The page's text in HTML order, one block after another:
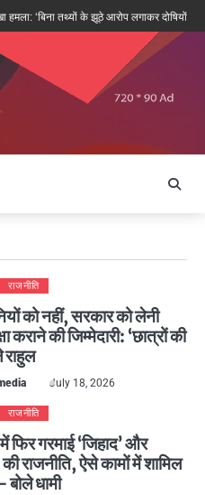
‘बिना तथ्यों के झूठे आरोप लगाकर दोषियों को बचाने
राजनीति
को नहीं, सरकार को लेनी
कराने की जिम्मेदारी: ‘छात्रों की
राहुल
July 18, 2026
राजनीति
फिर गरमाई ‘जिहाद’ और
की राजनीति, ऐसे कामों में शामिल
धामी